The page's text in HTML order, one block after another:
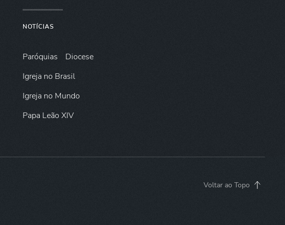
NOTÍCIAS
Paróquias
Diocese
Igreja no Brasil
Igreja no Mundo
Papa Leão XIV
Voltar ao Topo